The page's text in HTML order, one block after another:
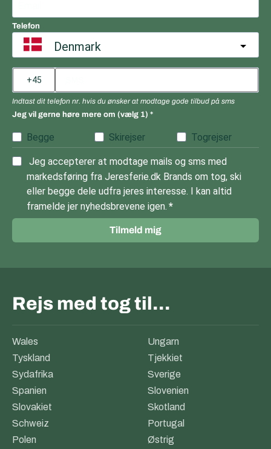
Telefon
Denmark
Indtast dit telefon nr. hvis du ønsker at modtage gode tilbud på sms
Jeg vil gerne høre mere om (vælg 1)
Begge Skirejser Togrejser
Jeg accepterer at modtage mails og sms med
markedsføring fra Jeresferie.dk Brands om tog, ski
eller begge dele udfra jeres interesse. I kan altid
framelde jer nyhedsbrevene igen.
Tilmeld mig
Rejs med tog til…
Wales
Ungarn
Tyskland
Tjekkiet
Sydafrika
Sverige
Spanien
Slovenien
Slovakiet
Skotland
Schweiz
Portugal
Polen
Østrig